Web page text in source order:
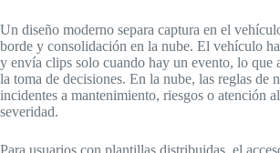
Un diseño moderno separa captura en el
borde y consolidación en la nube. El vehículo
y envía clips solo cuando hay un evento, lo que
la toma de decisiones. En la nube, las reglas de
incidentes a mantenimiento, riesgos o atención
severidad.
Para usuarios con plantillas distribuidas, el